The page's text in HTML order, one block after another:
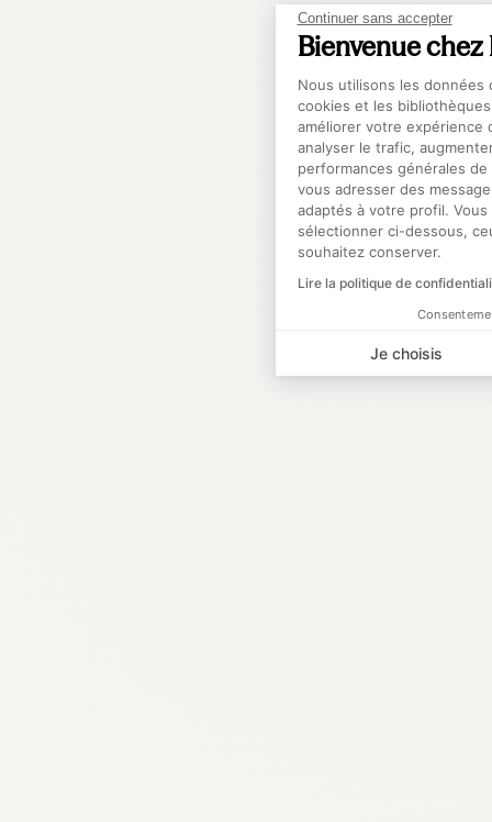
Continuer sans accepter
Bienvenue chez
Plateforme de
Nous utilisons les données
cookies et les
améliorer votre expérience
analyser le trafic,
performances générales
vous adresser des
adaptés à votre profil. Vous
sélectionner ci-dessous,
souhaitez conserver.
Lire la politique de
Je choisis